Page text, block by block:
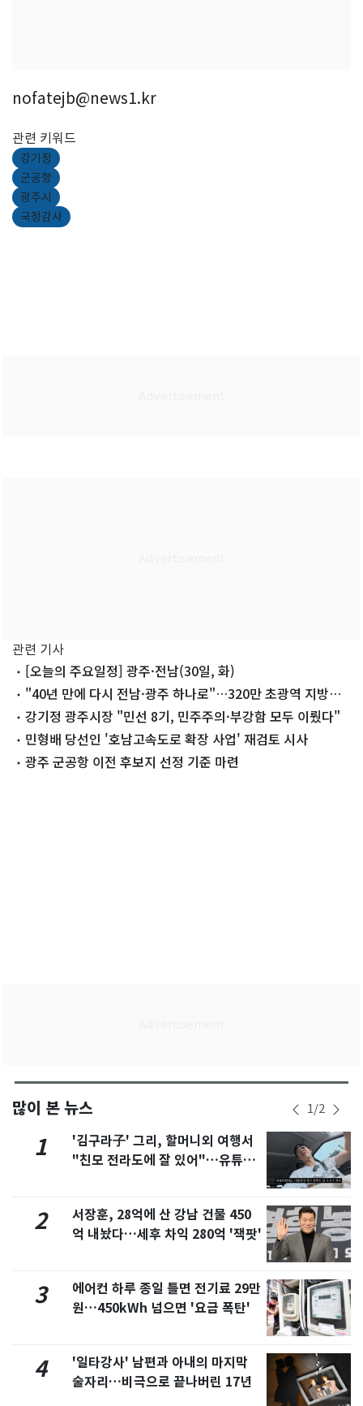
nofatejb@news1.kr
관련 키워드
강기정
군공항
광주시
국정감사
관련 기사
[오늘의 주요일정] 광주·전남(30일, 화)
"40년 만에 다시 전남·광주 하나로"…320만 초광역 지방정
부 탄생
강기정 광주시장 "민선 8기, 민주주의·부강함 모두 이뤘다"
민형배 당선인 '호남고속도로 확장 사업' 재검토 시사
광주 군공항 이전 후보지 선정 기준 마련
많이 본 뉴스 1/2
1
'김구라子' 그리, 할머니외 여행서
"친모 전라도에 잘 있어"…유튜브
2
서장훈, 28억에 산 강남 건물 450
억 내놨다…세후 차익 280억 '잭팟'
3
에어컨 하루 종일 틀면 전기료 29만
원…450kWh 넘으면 '요금 폭탄'
4
'일타강사' 남편과 아내의 마지막
술자리…비극으로 끝나버린 17년